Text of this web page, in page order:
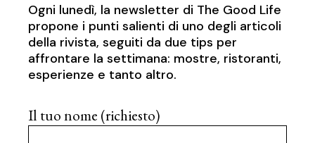
Ogni lunedì, la newsletter di The Good Life
propone i punti salienti di uno degli articoli
della rivista, seguiti da due tips per
affrontare la settimana: mostre, ristoranti,
esperienze e tanto altro.
Il tuo nome (richiesto)